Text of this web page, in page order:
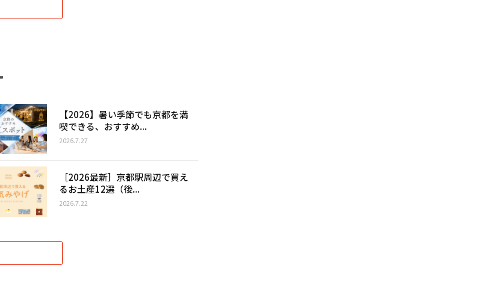
【2026】暑い季節でも京都を満
喫できる、おすすめ...
2026.7.27
［2026最新］京都駅周辺で買え
るお土産12選（後...
2026.7.22